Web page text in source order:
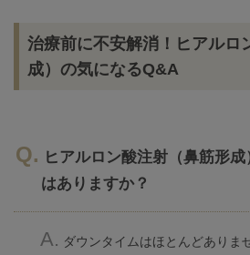
治療前に不安解消！ヒアルロ
成）の気になるQ&A
ヒアルロン酸注射（鼻筋形
はありますか？
ダウンタイムはほとんどありま